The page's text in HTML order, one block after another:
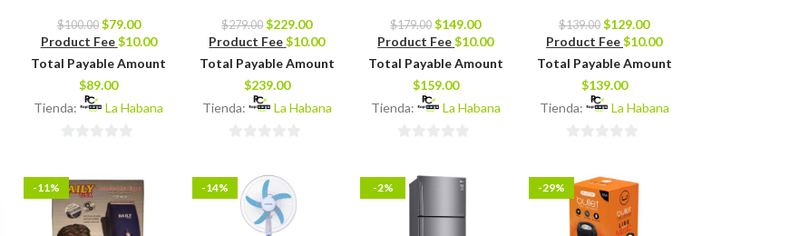
$100.00 $79.00
Product Fee$10.00
Total Payable Amount
$89.00
Tienda:
La Habana
$279.00 $229.00
Product Fee $10.00
Total Payable Amount
$239.00
Tienda:
La Habana
$179.00 $149.00
Product Fee$10.00
Total Payable Amount
$159.00
Tienda:
La Habana
$139.00 $129.00
Product Fee$10.00
Total Payable Amount
$139.00
Tienda:
La Habana
-11% -14% -2% -29%